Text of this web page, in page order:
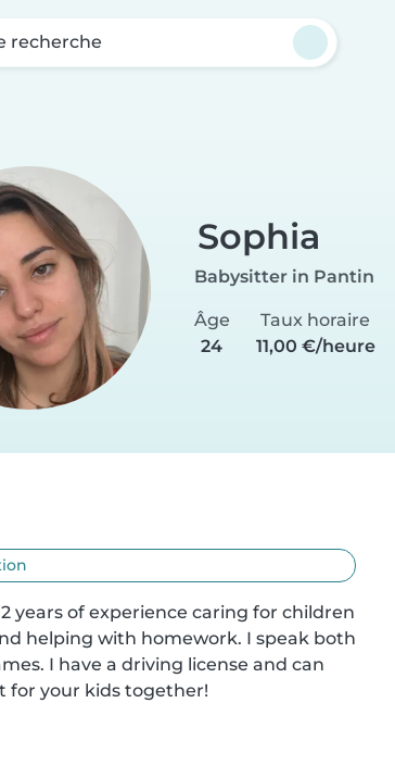
recherche
Sophia
Babysitter in Pantin
Âge
24
Taux horaire
11,00 €/heure
years of experience caring for children
helping with homework. I speak both
I have a driving license and can
for your kids together!